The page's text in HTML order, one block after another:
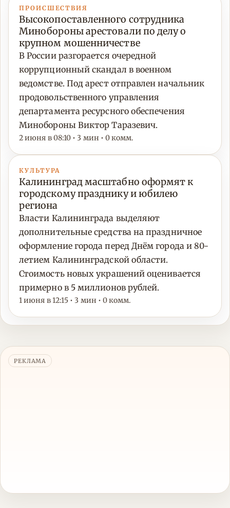
ПРОИСШЕСТВИЯ
Высокопоставленного сотрудника
Минобороны арестовали по делу о
крупном мошенничестве
В России разгорается очередной
коррупционный скандал в военном
ведомстве. Под арест отправлен начальник
продовольственного управления
департамента ресурсного обеспечения
Минобороны Виктор Таразевич.
2 июня в 08:10 • 3 мин • 0 комм.
КУЛЬТУРА
Калининград масштабно оформят к
городскому празднику и юбилею
региона
Власти Калининграда выделяют
дополнительные средства на праздничное
оформление города перед Днём города и 80-
летием Калининградской области.
Стоимость новых украшений оценивается
примерно в 5 миллионов рублей.
1 июня в 12:15 • 3 мин • 0 комм.
РЕКЛАМА